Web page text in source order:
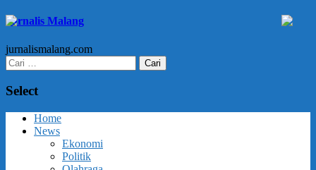
Jurnalis Malang
jurnalismalang.com
Cari
untuk:
Select
Home
News
Ekonomi
Politik